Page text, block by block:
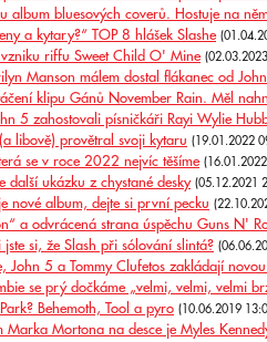
album bluesových coverů. Hostuje na
a kytary?“ TOP 8 hlášek Slashe
riffu Sweet Child O' Mine
Manson málem dostal flákanec od
klipu Gánů November Rain. Měl
5 zahostovali písničkáři Rayi Wylie
libově) provětral svoji kytaru (19.01.2022
se v roce 2022 nejvíc těšíme
další ukázku z chystané desky (05.12.2021
nové album, dejte si první pecku
a odvrácená strana úspěchu Guns N'
jste si, že Slash při sólování slintá?
John 5 a Tommy Clufetos zakládají
se prý dočkáme „velmi, velmi, velmi
Behemoth, Tool a pyro (10.06.2019
Marka Mortona na desce je Myles